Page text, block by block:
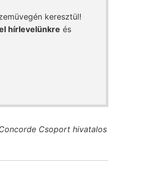
keresztül!
hírlevelünkre és
Csoport hivatalos